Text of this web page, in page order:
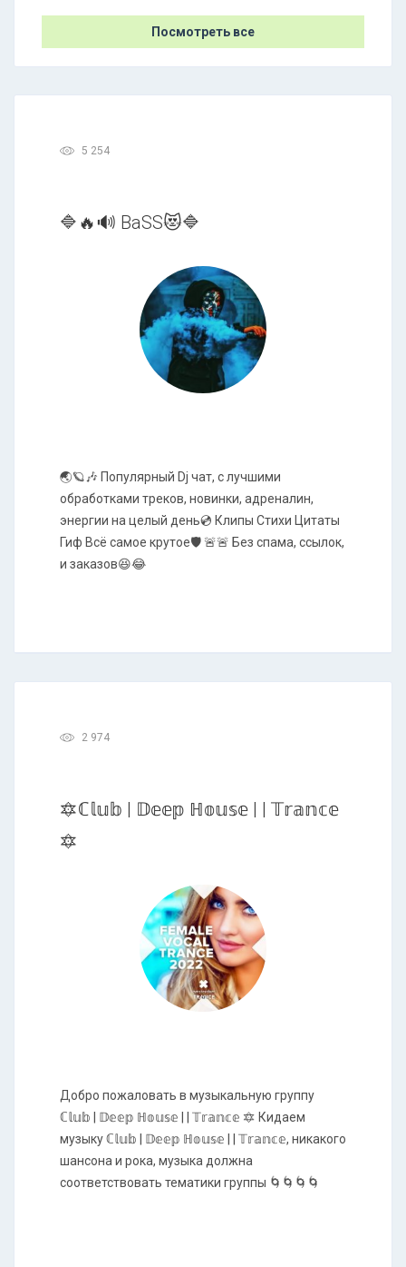
Посмотреть все
5 254
🔷🔥🔊 BaSS😻🔷
🌏🪐🎶 Популярный Dj чат, с лучшими
обработками треков, новинки, адреналин,
энергии на целый день💿 Клипы Стихи Цитаты
Гиф Всё самое крутое🛡️ 🚨🚨 Без спама, ссылок,
и заказов😆😂
2 974
🔯ℂ𝕝𝕦𝕓 | 𝔻𝕖𝕖𝕡 ℍ𝕠𝕦𝕤𝕖 | | 𝕋𝕣𝕒𝕟𝕔𝕖
🔯
Добро пожаловать в музыкальную группу
ℂ𝕝𝕦𝕓 | 𝔻𝕖𝕖𝕡 ℍ𝕠𝕦𝕤𝕖 | | 𝕋𝕣𝕒𝕟𝕔𝕖 🔯 Кидаем
музыку ℂ𝕝𝕦𝕓 | 𝔻𝕖𝕖𝕡 ℍ𝕠𝕦𝕤𝕖 | | 𝕋𝕣𝕒𝕟𝕔𝕖, никакого
шансона и рока, музыка должна
соответствовать тематики группы 🌀🌀🌀🌀